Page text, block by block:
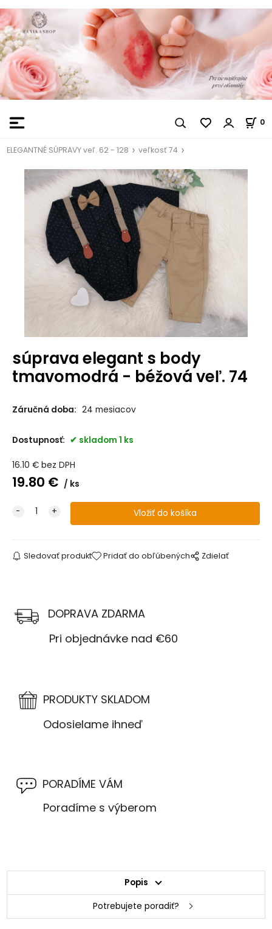
0
ELEGANTNÉ SÚPRAVY veľ. 62 - 128 veľkosť 74
súprava elegant s body
tmavomodrá - béžová veľ. 74
Záručná doba: 24 mesiacov
Dostupnosť: skladom 1 ks
16.10 € bez DPH
19.80 € ks
Sledovať produkt Pridať do obľúbených Zdielať
DOPRAVA ZDARMA
Pri objednávke nad €60
PRODUKTY SKLADOM
Odosielame ihneď
PORADÍME VÁM
Poradíme s výberom
Popis
Potrebujete poradiť?